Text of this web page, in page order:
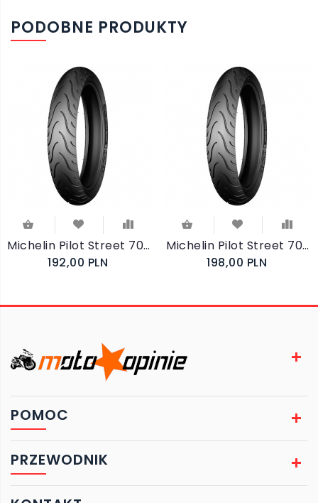
PODOBNE PRODUKTY
Michelin Pilot Street 70/90-17 38S TT
192,00 PLN
Michelin Pilot Street 70/90-17 43S Reinf
198,00 PLN
POMOC
PRZEWODNIK